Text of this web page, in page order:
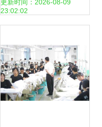
膺“高新技术企
务平台”认证
更新时间：2026-08-09
23:02:02